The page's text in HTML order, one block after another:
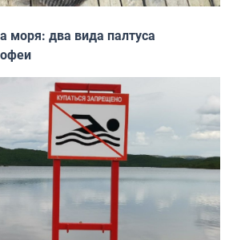
моря: два вида палтуса